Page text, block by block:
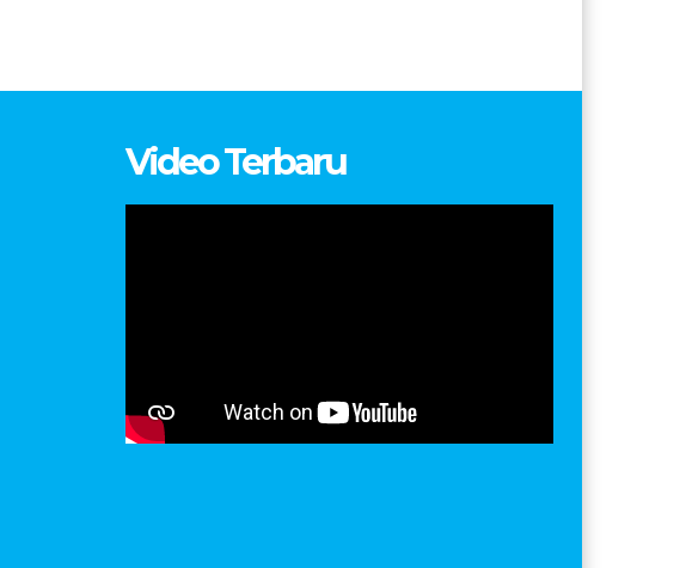
Video Terbaru